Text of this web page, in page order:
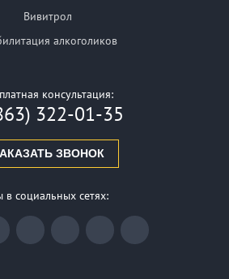
Вивитрол
алкоголиков
консультация:
322-01-35
ЗВОНОК
в социальных сетях: